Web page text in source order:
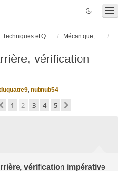
Techniques et Questions Mécanique, liaison au sol et pneumatiques
vérification
, nubnub54
Précédente
1 2 3 4 5
vérification impérative